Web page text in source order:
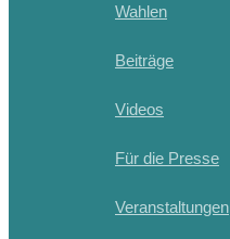
Wahlen
Beiträge
Videos
Für die Presse
Veranstaltungen